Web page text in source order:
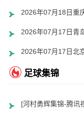
2026年07月18日重
2026年07月17日青
2026年07月17日北
足球集锦